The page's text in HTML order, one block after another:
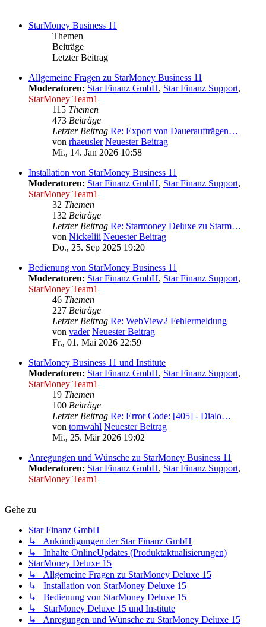
StarMoney Business 11
Themen
Beiträge
Letzter Beitrag
Allgemeine Fragen zu StarMoney Business 11
Moderatoren: Star Finanz GmbH, Star Finanz Support,
StarMoney Team1
115 Themen
473 Beiträge
Letzter Beitrag Re: Export von Daueraufträgen…
von rhaeusler Neuester Beitrag
Mi., 14. Jan 2026 10:58
Installation von StarMoney Business 11
Moderatoren: Star Finanz GmbH, Star Finanz Support,
StarMoney Team1
32 Themen
132 Beiträge
Letzter Beitrag Re: Starmoney Deluxe zu Starm…
von Nickeliii Neuester Beitrag
Do., 25. Sep 2025 19:20
Bedienung von StarMoney Business 11
Moderatoren: Star Finanz GmbH, Star Finanz Support,
StarMoney Team1
46 Themen
227 Beiträge
Letzter Beitrag Re: WebView2 Fehlermeldung
von vader Neuester Beitrag
Fr., 01. Mai 2026 22:59
StarMoney Business 11 und Institute
Moderatoren: Star Finanz GmbH, Star Finanz Support,
StarMoney Team1
19 Themen
100 Beiträge
Letzter Beitrag Re: Error Code: [405] - Dialo…
von tomwahl Neuester Beitrag
Mi., 25. Mär 2026 19:02
Anregungen und Wünsche zu StarMoney Business 11
Moderatoren: Star Finanz GmbH, Star Finanz Support,
StarMoney Team1
Gehe zu
Star Finanz GmbH
↳ Ankündigungen der Star Finanz GmbH
↳ Inhalte OnlineUpdates (Produktaktualisierungen)
StarMoney Deluxe 15
↳ Allgemeine Fragen zu StarMoney Deluxe 15
↳ Installation von StarMoney Deluxe 15
↳ Bedienung von StarMoney Deluxe 15
↳ StarMoney Deluxe 15 und Institute
↳ Anregungen und Wünsche zu StarMoney Deluxe 15